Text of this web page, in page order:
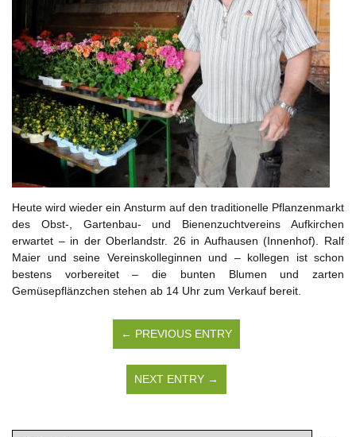
Heute wird wieder ein Ansturm auf den traditionelle Pflanzenmarkt
des Obst-, Gartenbau- und Bienenzuchtvereins Aufkirchen
erwartet – in der Oberlandstr. 26 in Aufhausen (Innenhof). Ralf
Maier und seine Vereinskolleginnen und – kollegen ist schon
bestens vorbereitet – die bunten Blumen und zarten
Gemüsepflänzchen stehen ab 14 Uhr zum Verkauf bereit.
← PREVIOUS ENTRY
NEXT ENTRY →